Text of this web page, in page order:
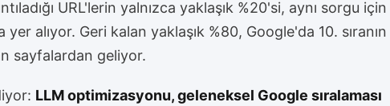
URL'lerin yalnızca yaklaşık %20'si, aynı sorgu için
alıyor. Geri kalan yaklaşık %80, Google'da 10. sıranın
sayfalardan geliyor.
LLM optimizasyonu, geleneksel Google sıralaması